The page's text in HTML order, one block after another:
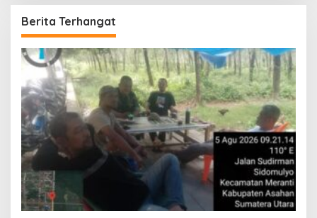
Berita Terhangat